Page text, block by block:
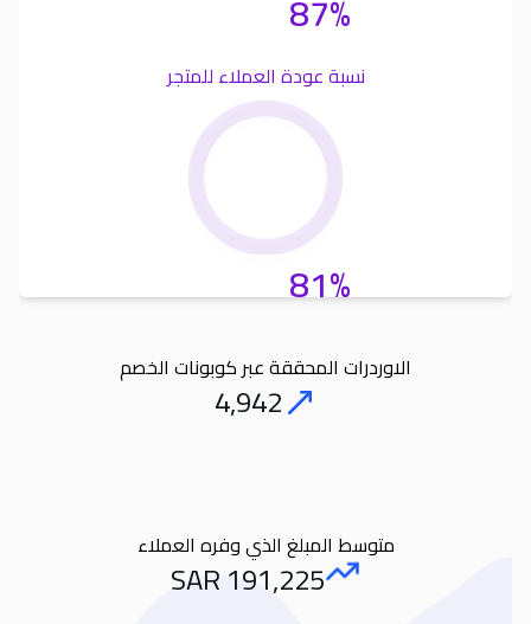
87%
نسبة عودة العملاء للمتجر
81%
الاوردرات المحققة عبر كوبونات الخصم
Orders
4,942
متوسط المبلغ الذي وفره العملاء
Amount Saved
191,225
SAR